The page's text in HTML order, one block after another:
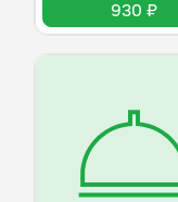
930 ₽